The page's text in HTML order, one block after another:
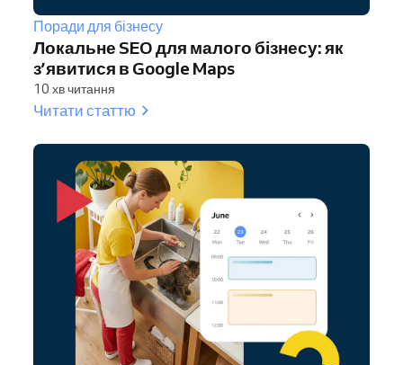
Поради для бізнесу
Локальне SEO для малого бізнесу: як
з’явитися в Google Maps
10 хв читання
Читати статтю